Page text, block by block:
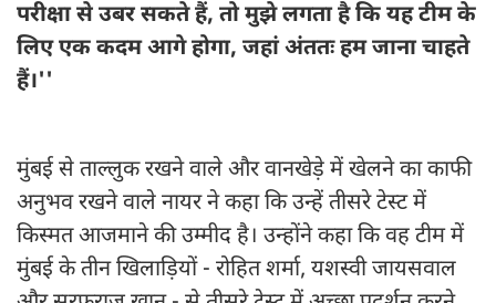
परीक्षा से उबर सकते हैं, तो मुझे लगता है कि यह टीम के
लिए एक कदम आगे होगा, जहां अंततः हम जाना चाहते
हैं।''
मुंबई से ताल्लुक रखने वाले और वानखेड़े में खेलने का काफी
अनुभव रखने वाले नायर ने कहा कि उन्हें तीसरे टेस्ट में
किस्मत आजमाने की उम्मीद है। उन्होंने कहा कि वह टीम में
मुंबई के तीन खिलाड़ियों - रोहित शर्मा, यशस्वी जायसवाल